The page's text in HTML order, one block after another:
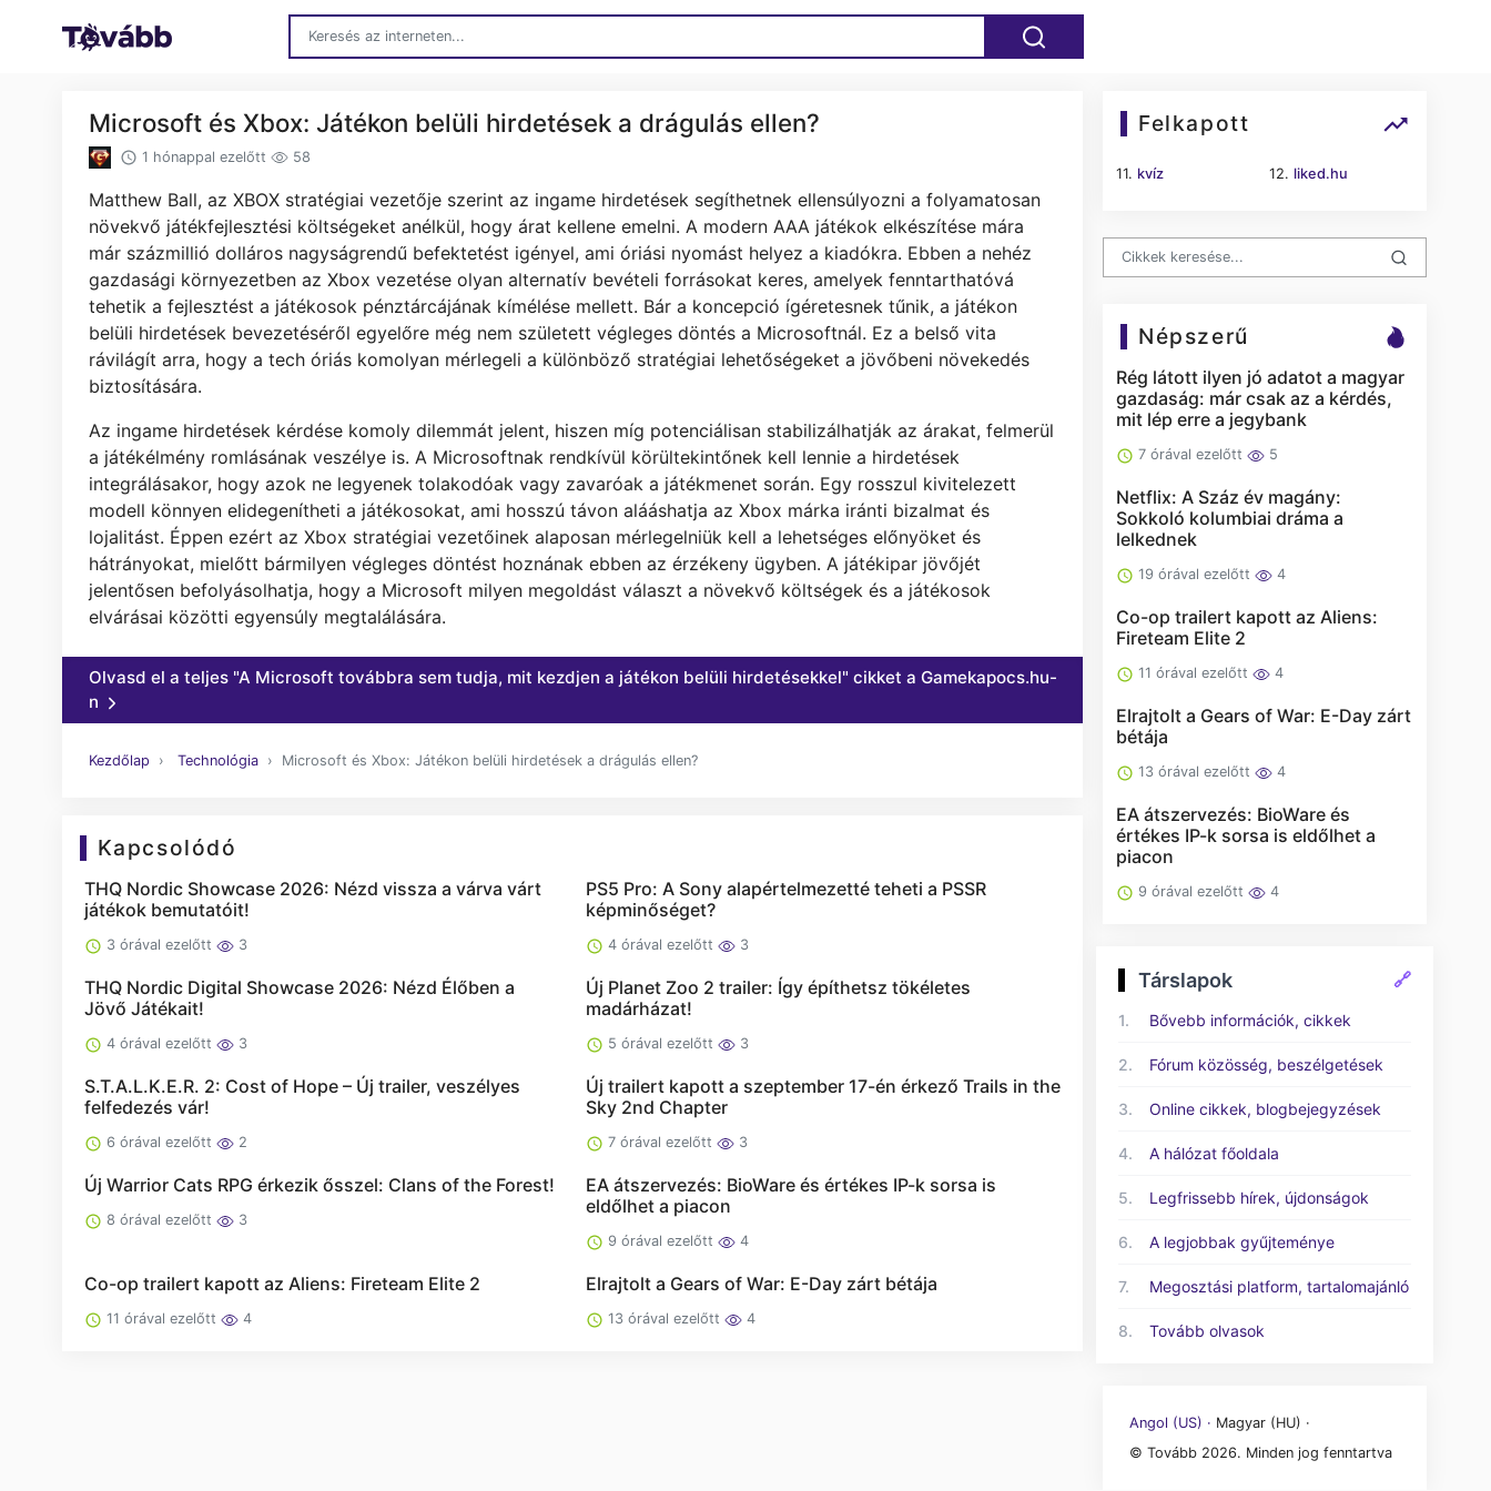
Microsoft és Xbox: Játékon belüli hirdetések a drágulás ellen?
1 hónappal ezelőtt 58
Matthew Ball, az XBOX stratégiai vezetője szerint az ingame hirdetések segíthetnek ellensúlyozni a folyamatosan
növekvő játékfejlesztési költségeket anélkül, hogy árat kellene emelni. A modern AAA játékok elkészítése mára
már százmillió dolláros nagyságrendű befektetést igényel, ami óriási nyomást helyez a kiadókra. Ebben a nehéz
gazdasági környezetben az Xbox vezetése olyan alternatív bevételi forrásokat keres, amelyek fenntarthatóvá
tehetik a fejlesztést a játékosok pénztárcájának kímélése mellett. Bár a koncepció ígéretesnek tűnik, a játékon
belüli hirdetések bevezetéséről egyelőre még nem született végleges döntés a Microsoftnál. Ez a belső vita
rávilágít arra, hogy a tech óriás komolyan mérlegeli a különböző stratégiai lehetőségeket a jövőbeni növekedés
biztosítására.
Az ingame hirdetések kérdése komoly dilemmát jelent, hiszen míg potenciálisan stabilizálhatják az árakat, felmerül
a játékélmény romlásának veszélye is. A Microsoftnak rendkívül körültekintőnek kell lennie a hirdetések
integrálásakor, hogy azok ne legyenek tolakodóak vagy zavaróak a játékmenet során. Egy rosszul kivitelezett
modell könnyen elidegenítheti a játékosokat, ami hosszú távon alááshatja az Xbox márka iránti bizalmat és
lojalitást. Éppen ezért az Xbox stratégiai vezetőinek alaposan mérlegelniük kell a lehetséges előnyöket és
hátrányokat, mielőtt bármilyen végleges döntést hoznának ebben az érzékeny ügyben. A játékipar jövőjét
jelentősen befolyásolhatja, hogy a Microsoft milyen megoldást választ a növekvő költségek és a játékosok
elvárásai közötti egyensúly megtalálására.
Olvasd el a teljes "A Microsoft továbbra sem tudja, mit kezdjen a játékon belüli hirdetésekkel" cikket a Gamekapocs.hu-
n
Kezdőlap Technológia Microsoft és Xbox: Játékon belüli hirdetések a drágulás ellen?
Kapcsolódó
THQ Nordic Showcase 2026: Nézd vissza a várva várt
játékok bemutatóit!
3 órával ezelőtt 3
PS5 Pro: A Sony alapértelmezetté teheti a PSSR
képminőséget?
4 órával ezelőtt 3
THQ Nordic Digital Showcase 2026: Nézd Élőben a
Jövő Játékait!
4 órával ezelőtt 3
Új Planet Zoo 2 trailer: Így építhetsz tökéletes
madárházat!
5 órával ezelőtt 3
S.T.A.L.K.E.R. 2: Cost of Hope – Új trailer, veszélyes
felfedezés vár!
6 órával ezelőtt 2
Új trailert kapott a szeptember 17-én érkező Trails in the
Sky 2nd Chapter
7 órával ezelőtt 3
Új Warrior Cats RPG érkezik ősszel: Clans of the Forest!
8 órával ezelőtt 3
EA átszervezés: BioWare és értékes IP-k sorsa is
eldőlhet a piacon
9 órával ezelőtt 4
Co-op trailert kapott az Aliens: Fireteam Elite 2
11 órával ezelőtt 4
Elrajtolt a Gears of War: E-Day zárt bétája
13 órával ezelőtt 4
Felkapott
11. kvíz 12. liked.hu
Népszerű
Rég látott ilyen jó adatot a magyar
gazdaság: már csak az a kérdés,
mit lép erre a jegybank
7 órával ezelőtt 5
Netflix: A Száz év magány:
Sokkoló kolumbiai dráma a
lelkednek
19 órával ezelőtt 4
Co-op trailert kapott az Aliens:
Fireteam Elite 2
11 órával ezelőtt 4
Elrajtolt a Gears of War: E-Day zárt
bétája
13 órával ezelőtt 4
EA átszervezés: BioWare és
értékes IP-k sorsa is eldőlhet a
piacon
9 órával ezelőtt 4
Társlapok 🔗
1. Bővebb információk, cikkek
2. Fórum közösség, beszélgetések
3. Online cikkek, blogbejegyzések
4. A hálózat főoldala
5. Legfrissebb hírek, újdonságok
6. A legjobbak gyűjteménye
7. Megosztási platform, tartalomajánló
8. Tovább olvasok
Angol (US) · Magyar (HU) ·
© Tovább 2026. Minden jog fenntartva